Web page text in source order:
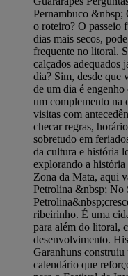
Pernambuco &nbsp;
o roteiro? O passeio
dias mais secos,
frequente no litoral.
calçados adequados
dia? Sim, desde que
de um dia é
um complemento na
visitas com
checar regras,
sobretudo em
da cultura e história
explorando a
Zona da Mata, aqui
Petrolina &nbsp; No
ribeirinho. É uma
para além do litoral,
desenvolvimento.
Garanhuns
calendário que